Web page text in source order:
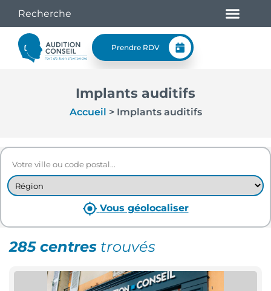
Prendre RDV
Implants auditifs
Accueil > Implants auditifs
Vous géolocaliser
285 centres trouvés